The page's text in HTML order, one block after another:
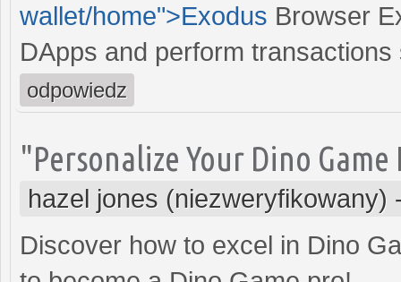
wallet/home">Exodus Browser
DApps and perform transactions
odpowiedz
"Personalize Your Dino
hazel jones (niezweryfikowany)
Discover how to excel in Dino